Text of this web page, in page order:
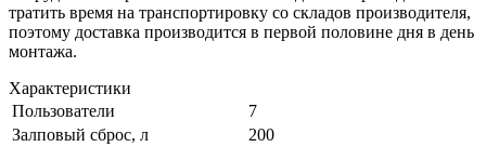
тратить время на транспортировку со складов производителя,
поэтому доставка производится в первой половине дня в день
монтажа.
Характеристики
Пользователи
7
Залповый сброс, л
200